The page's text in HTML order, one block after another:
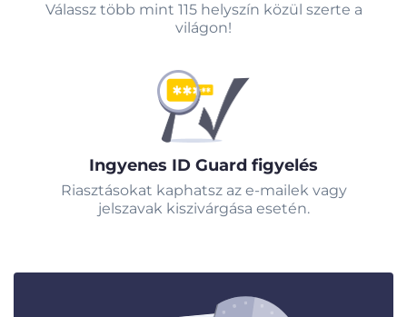
Válassz több mint 115 helyszín közül szerte a
világon!
Ingyenes ID Guard figyelés
Riasztásokat kaphatsz az e-mailek vagy
jelszavak kiszivárgása esetén.